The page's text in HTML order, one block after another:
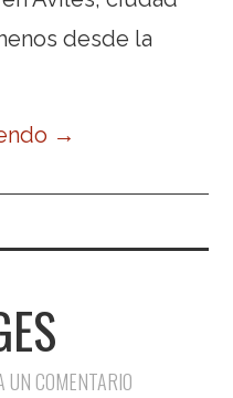
desde la
→
UN COMENTARIO